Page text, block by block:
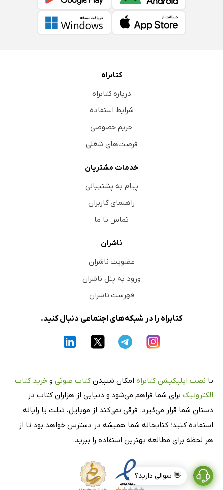
👋 سوالی دارید؟
کتابراه
درباره کتابراه
شرایط استفاده
حریم خصوصی
فرصت‌های شغلی
خدمات مشتریان
پیام به پشتیبانی
راهنمای کاربران
تماس با ما
ناشران
عضویت ناشران
ورود به پنل ناشران
فهرست ناشران
کتابراه را در شبکه‌های اجتماعی دنبال کنید.
با نصب اپلیکیشن کتابراه امکان شنیدن کتاب صوتی و خرید کتاب
الکترونیک برای شما فراهم می‌شود و دنیایی از هزاران کتاب در
دستان شما قرار می‌گیرد. فرقی نمی‌کند از موبایل، تبلت یا رایانه
استفاده کنید؛ کتابخانه شما همیشه در دسترس خواهد بود تا از
هر لحظه برای مطالعه بهترین استفاده را ببرید.